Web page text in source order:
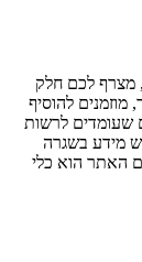
מצרף לכם חלק
מוזמנים להוסיף
שעומדים לרשות
מידע בשגרה
האתר הוא כלי